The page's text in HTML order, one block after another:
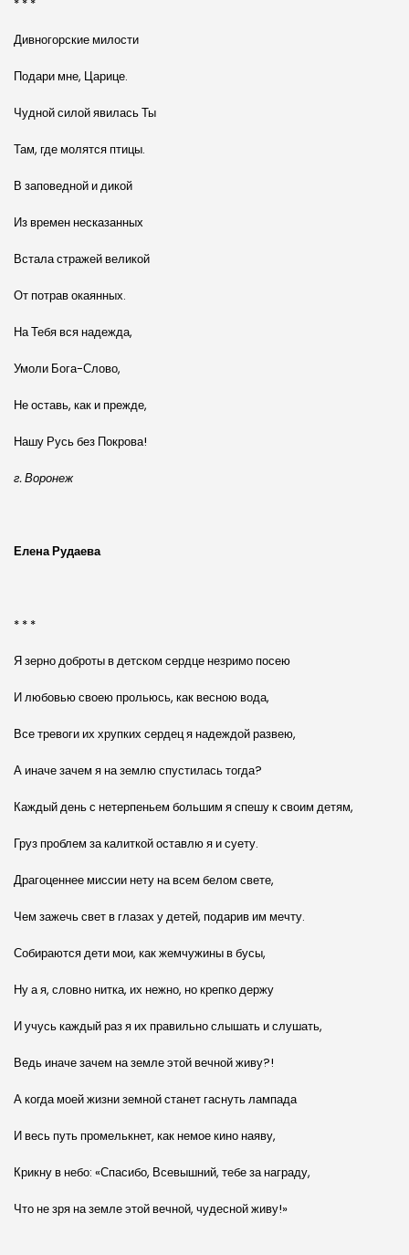
Дивногорские милости
Подари мне, Царице.
Чудной силой явилась Ты
Там, где молятся птицы.
В заповедной и дикой
Из времен несказанных
Встала стражей великой
От потрав окаянных.
На Тебя вся надежда,
Умоли Бога-Слово,
Не оставь, как и прежде,
Нашу Русь без Покрова!
г. Воронеж
Елена Рудаева
* * *
Я зерно доброты в детском сердце незримо посею
И любовью своею прольюсь, как весною вода,
Все тревоги их хрупких сердец я надеждой развею,
А иначе зачем я на землю спустилась тогда?
Каждый день с нетерпеньем большим я спешу к своим детям,
Груз проблем за калиткой оставлю я и суету.
Драгоценнее миссии нету на всем белом свете,
Чем зажечь свет в глазах у детей, подарив им мечту.
Собираются дети мои, как жемчужины в бусы,
Ну а я, словно нитка, их нежно, но крепко держу
И учусь каждый раз я их правильно слышать и слушать,
Ведь иначе зачем на земле этой вечной живу?!
А когда моей жизни земной станет гаснуть лампада
И весь путь промелькнет, как немое кино наяву,
Крикну в небо: «Спасибо, Всевышний, тебе за награду,
Что не зря на земле этой вечной, чудесной живу!»